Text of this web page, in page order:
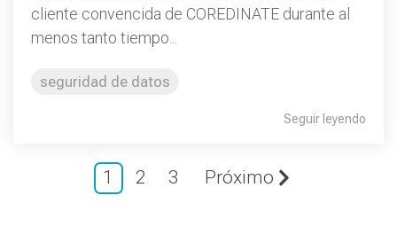
cliente convencida de COREDINATE durante al
menos tanto tiempo...
seguridad de datos
Seguir leyendo
1 2 3 Próximo